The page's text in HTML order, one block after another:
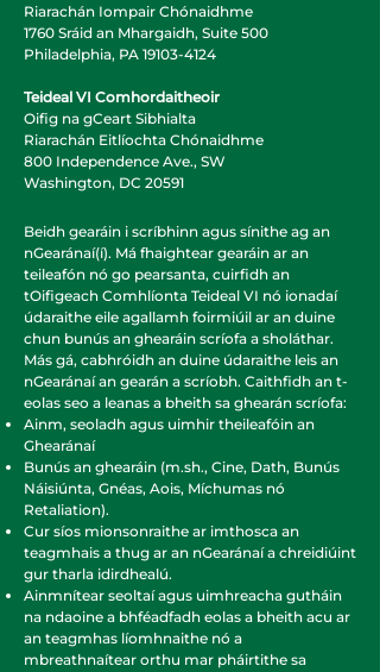
Riarachán Iompair Chónaidhme
1760 Sráid an Mhargaidh, Suite 500
Philadelphia, PA 19103-4124
Teideal VI Comhordaitheoir
Oifig na gCeart Sibhialta
Riarachán Eitlíochta Chónaidhme
800 Independence Ave., SW
Washington, DC 20591
Beidh gearáin i scríbhinn agus sínithe ag an
nGearánaí(í). Má fhaightear gearáin ar an
teileafón nó go pearsanta, cuirfidh an
tOifigeach Comhlíonta Teideal VI nó ionadaí
údaraithe eile agallamh foirmiúil ar an duine
chun bunús an ghearáin scríofa a sholáthar.
Más gá, cabhróidh an duine údaraithe leis an
nGearánaí an gearán a scríobh. Caithfidh an t-
eolas seo a leanas a bheith sa ghearán scríofa:
Ainm, seoladh agus uimhir theileafóin an
Ghearánaí
Bunús an ghearáin (m.sh., Cine, Dath, Bunús
Náisiúnta, Gnéas, Aois, Míchumas nó
Retaliation).
Cur síos mionsonraithe ar imthosca an
teagmhais a thug ar an nGearánaí a chreidiúint
gur tharla idirdhealú.
Ainmnítear seoltaí agus uimhreacha gutháin
na ndaoine a bhféadfadh eolas a bheith acu ar
an teagmhas líomhnaithe nó a
mbreathnaítear orthu mar pháirtithe sa